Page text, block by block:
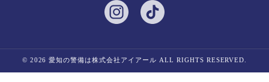
© 2026 愛知の警備は株式会社アイアール ALL RIGHTS RESERVED.